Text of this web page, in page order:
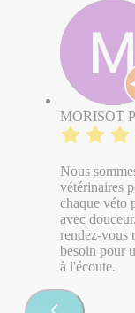
MORISOT
Nous
vétérinaires
chaque véto
avec
rendez-vous
besoin pour
à l'écoute.